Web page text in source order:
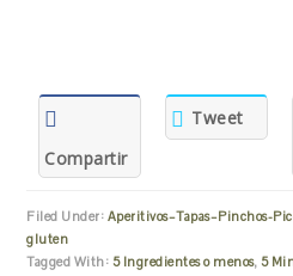
Compartir
Tweet
Filed Under: Aperitivos–Tapas–Pinchos-
gluten
Tagged With: 5 Ingredientes o menos, 5